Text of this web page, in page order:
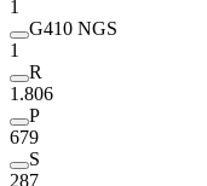
1
G410 NGS
1
R
1.806
P
679
S
287